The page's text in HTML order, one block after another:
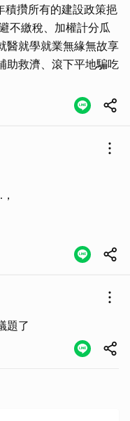
攢所有的建設政策挹
不繳稅、加權計分瓜
醫就學就業無緣無故享
助救濟、滾下平地騙吃
題了